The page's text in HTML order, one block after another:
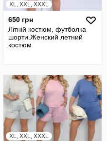
XL, XXL, XXXL
650 грн
Літній костюм, футболка
шорти.Женский летний
костюм
XL, XXL, XXXL